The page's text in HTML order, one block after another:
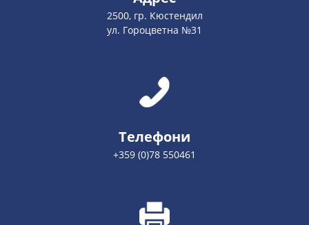
2500, гр. Кюстендил
ул. Гороцветна №31
Телефони
+359 (0)78 550461